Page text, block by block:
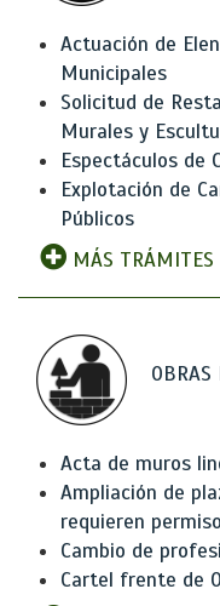
Actuación de
Municipales
Solicitud de
Murales y
Espectáculos de
Explotación de
Públicos
MÁS TRÁMITES
OBRAS
Acta de muros
Ampliación de
requieren
Cambio de
Cartel frente de